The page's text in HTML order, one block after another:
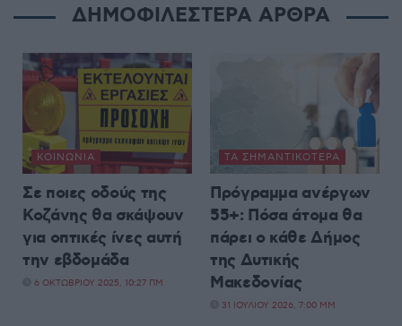
ΔΗΜΟΦΙΛΕΣΤΕΡΑ ΑΡΘΡΑ
ΚΟΙΝΩΝΊΑ
Σε ποιες οδούς της
Κοζάνης θα σκάψουν
για οπτικές ίνες αυτή
την εβδομάδα
6 ΟΚΤΩΒΡΊΟΥ 2025, 10:27 ΠΜ
ΤΑ ΣΗΜΑΝΤΙΚΟΤΕΡΑ
Πρόγραμμα ανέργων
55+: Πόσα άτομα θα
πάρει ο κάθε Δήμος
της Δυτικής
Μακεδονίας
31 ΙΟΥΛΊΟΥ 2026, 7:00 ΜΜ